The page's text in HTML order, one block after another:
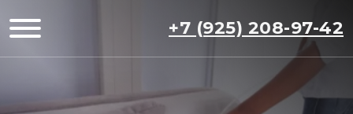
+7 (925) 208-97-42